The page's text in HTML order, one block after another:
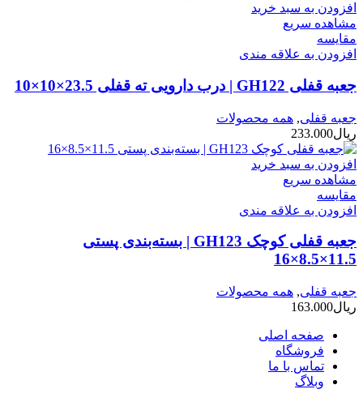
افزودن به سبد خرید
مشاهده سریع
مقایسه
افزودن به علاقه مندی
جعبه قفلی GH122 | درب دارویی ته قفلی 23.5×10×10
جعبه قفلی, همه محصولات
ریال233.000
افزودن به سبد خرید
مشاهده سریع
مقایسه
افزودن به علاقه مندی
جعبه قفلی کوچک GH123 | بسته‌بندی پستی
11.5×8.5×16
جعبه قفلی, همه محصولات
ریال163.000
صفحه اصلی
فروشگاه
تماس با ما
وبلاگ